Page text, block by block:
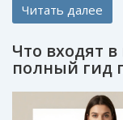
Читать далее
Что входят
полный гид